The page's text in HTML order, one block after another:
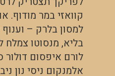
קוואזי במר מודוף.
למסון בלרק –
בליא, מנסוטו צמלח
לורם איפסום
אלמנקום ניסי נון